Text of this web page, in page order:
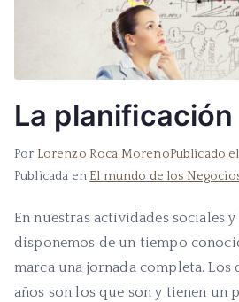
La
Por Lorenzo Roca MorenoPublicado el
Publicada en El mundo de los
En nuestras actividades sociales
disponemos de un tiempo
marca una jornada completa. Los
años son los que son y tienen un